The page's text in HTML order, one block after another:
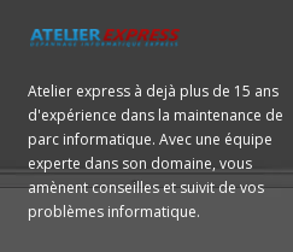
Atelier express à dejà plus de 15 ans
d'expérience dans la maintenance de
parc informatique. Avec une équipe
experte dans son domaine, vous
amènent conseilles et suivit de vos
problèmes informatique.